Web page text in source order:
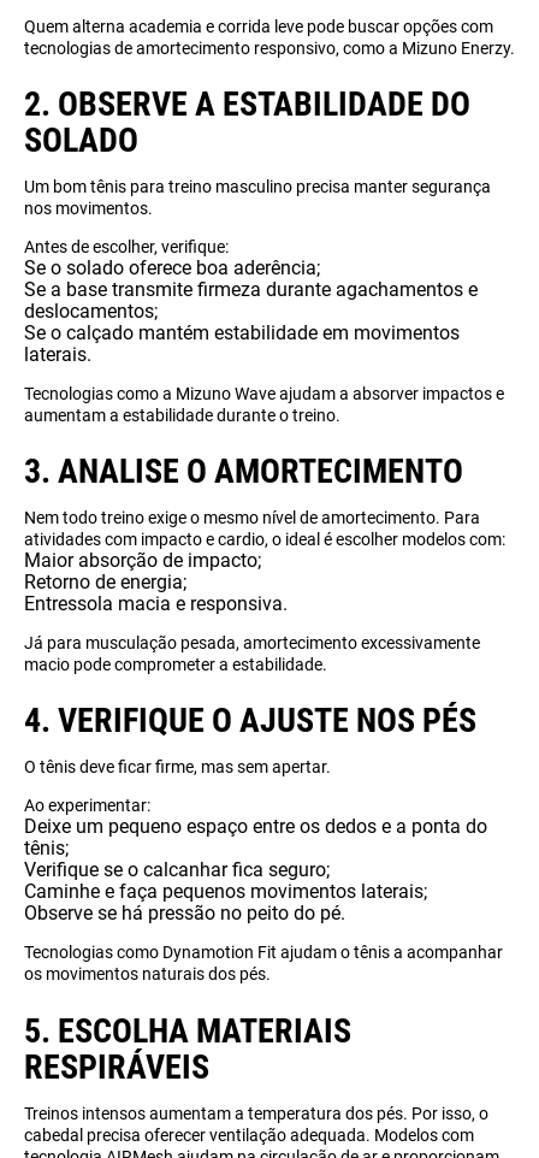
Quem alterna academia e corrida leve pode buscar opções com
tecnologias de amortecimento responsivo, como a Mizuno Enerzy.
2. OBSERVE A ESTABILIDADE DO
SOLADO
Um bom tênis para treino masculino precisa manter segurança
nos movimentos.
Antes de escolher, verifique:
Se o solado oferece boa aderência;
Se a base transmite firmeza durante agachamentos e
deslocamentos;
Se o calçado mantém estabilidade em movimentos
laterais.
Tecnologias como a Mizuno Wave ajudam a absorver impactos e
aumentam a estabilidade durante o treino.
3. ANALISE O AMORTECIMENTO
Nem todo treino exige o mesmo nível de amortecimento. Para
atividades com impacto e cardio, o ideal é escolher modelos com:
Maior absorção de impacto;
Retorno de energia;
Entressola macia e responsiva.
Já para musculação pesada, amortecimento excessivamente
macio pode comprometer a estabilidade.
4. VERIFIQUE O AJUSTE NOS PÉS
O tênis deve ficar firme, mas sem apertar.
Ao experimentar:
Deixe um pequeno espaço entre os dedos e a ponta do
tênis;
Verifique se o calcanhar fica seguro;
Caminhe e faça pequenos movimentos laterais;
Observe se há pressão no peito do pé.
Tecnologias como Dynamotion Fit ajudam o tênis a acompanhar
os movimentos naturais dos pés.
5. ESCOLHA MATERIAIS
RESPIRÁVEIS
Treinos intensos aumentam a temperatura dos pés. Por isso, o
cabedal precisa oferecer ventilação adequada. Modelos com